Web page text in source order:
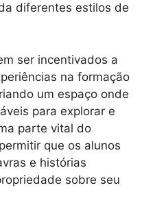
diferentes estilos de
ser incentivados a
na formação
um espaço onde
para explorar e
parte vital do
que os alunos
e histórias
sobre seu